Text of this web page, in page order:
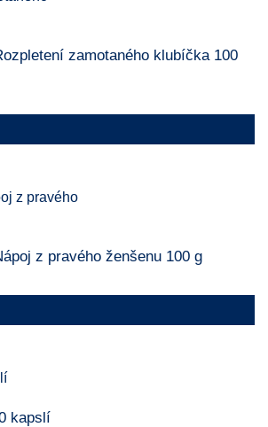
zamotaného klubíčka 100
z pravého ženšenu 100 g
kapslí